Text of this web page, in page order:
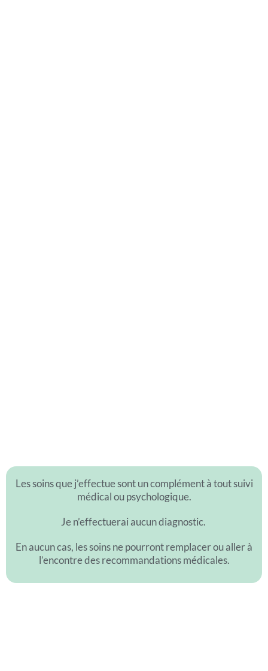
Les soins que j’effectue sont un complément à tout suivi
médical ou psychologique.
Je n’effectuerai aucun diagnostic.
En aucun cas, les soins ne pourront remplacer ou aller à
l’encontre des recommandations médicales.